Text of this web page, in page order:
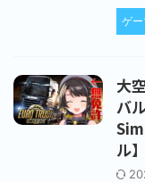
ゲ
大
バ
ル】